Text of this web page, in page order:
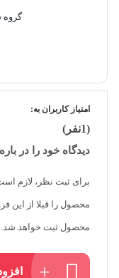
دارید‌، شما را
روزانه یا حتی
حتما روش‌های «آن
چندین روش
ارتباط برقرار
امتیاز کاربران به:
(1نفر)
دیدگاه خود را در
برای ثبت نظر، لازم
محصول را قبلا از این
محصول ثبت خواهد شد.